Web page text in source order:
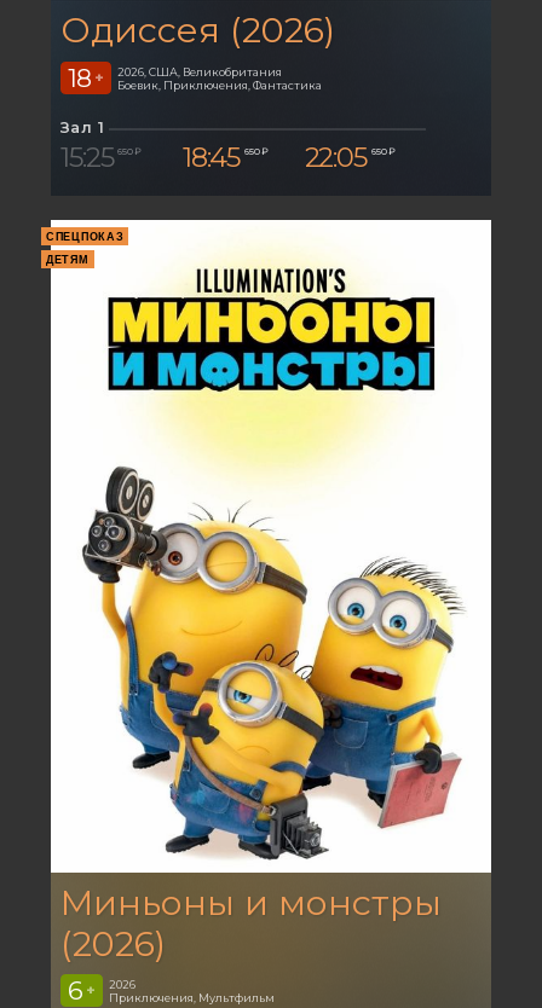
Одиссея (2026)
18 +
2026, США, Великобритания
Боевик, Приключения, Фантастика
Зал 1
15:25 650 ₽ 18:45 650 ₽ 22:05 650 ₽
СПЕЦПОКАЗ
ДЕТЯМ
Миньоны и монстры
(2026)
6 +
2026
Приключения, Мультфильм